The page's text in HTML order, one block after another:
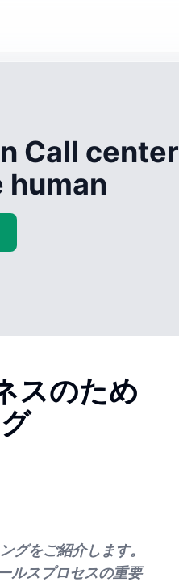
Call center
human
スのため
をご紹介します。
ルスプロセスの重要